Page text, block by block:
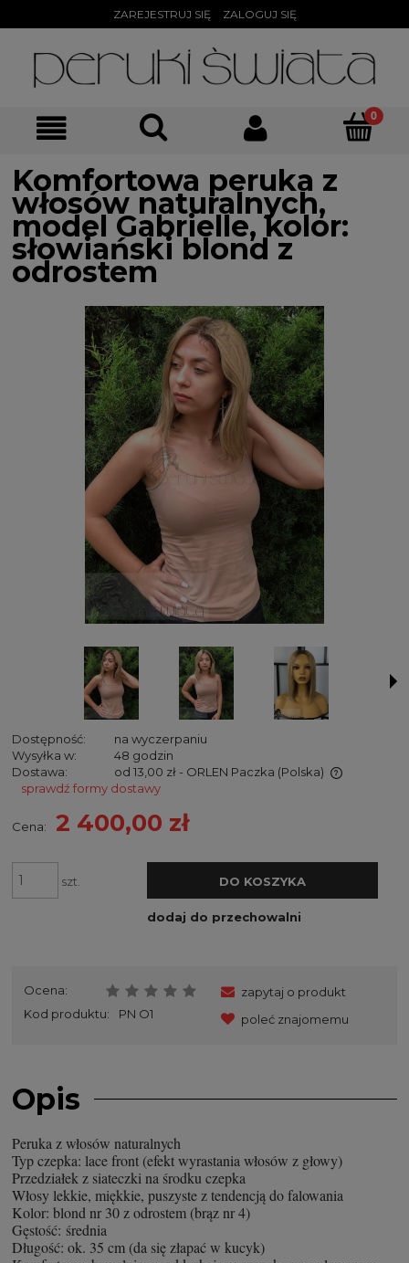
ZAREJESTRUJ SIĘ ZALOGUJ SIĘ
Komfortowa peruka z
włosów naturalnych,
model Gabrielle, kolor:
słowiański blond z
odrostem
Dostępność:
na wyczerpaniu
Wysyłka w:
48 godzin
Dostawa:
od 13,00 zł - ORLEN Paczka (Polska)
Cena nie zawiera ewentualnych kosztów płatności
sprawdź formy dostawy
Cena: 2 400,00 zł
szt. DO KOSZYKA
dodaj do przechowalni
Ocena:
Kod produktu:
PN O1
zapytaj o produkt
poleć znajomemu
Opis
Peruka z włosów naturalnych
Typ czepka: lace front (efekt wyrastania włosów z głowy)
Przedziałek z siateczki na środku czepka
Włosy lekkie, miękkie, puszyste z tendencją do falowania
Kolor: blond nr 30 z odrostem (brąz nr 4)
Gęstość: średnia
Długość: ok. 35 cm (da się złapać w kucyk)